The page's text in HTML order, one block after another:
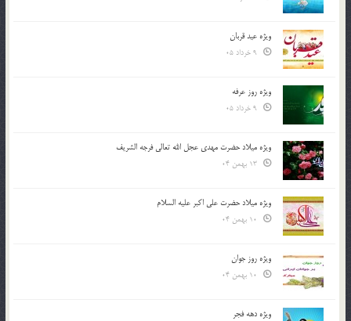
ویژه عید قربان
ویژه روز عرفه
ویژه میلاد حضرت مهدی عجل الله تعالی فرجه الشريف
ویژه میلاد حضرت علی اکبر علیه السلام
ویژه روز جوان
ویژه دهه فجر